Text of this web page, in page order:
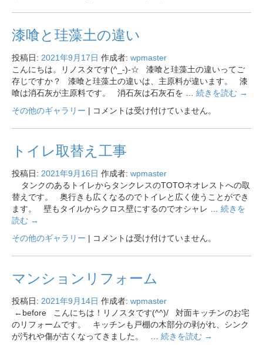
漆喰と珪藻土の違い
投稿日: 2021年9月17日 作成者: wpmaster
こんにちは。リノスタです(^_-)-☆ 漆喰と珪藻土の違いってご
存じですか？ 漆喰と珪藻土の違いは、主原料が違います。 漆
喰は消石灰が主原料です。 消石灰は石灰石を … 続きを読む →
その他のギャラリー | コメントは受け付けていません。
トイレ取替え工事
投稿日: 2021年9月16日 作成者: wpmaster
タンクのあるトイレからタンクレスのTOTOネオレストへの取
替えです。 奥行きも広くなるのでトイレと広く使うことができ
ます。 壁もタイルからクロス壁にするのでオシャレ … 続きを
読む →
その他のギャラリー | コメントは受け付けていません。
マンションリフォーム
投稿日: 2021年9月14日 作成者: wpmaster
←before こんにちは！リノスタです(^^)/ 対面キッチンのお宅
のリフォームです。 キッチンも戸棚の木部分の剥がれ、シンク
が汚れや傷が古くなってきました。 … 続きを読む →